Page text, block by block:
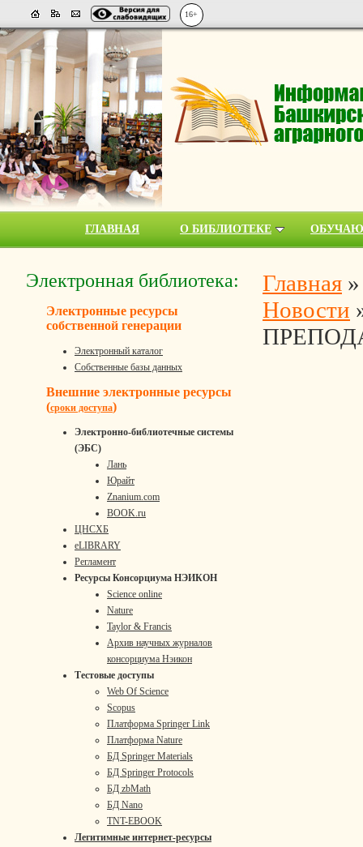
16+
ГЛАВНАЯ О БИБЛИОТЕКЕ
Электронная библиотека:
Электронные ресурсы
собственной генерации
Электронный каталог
Собственные базы данных
Внешние электронные ресурсы
(сроки доступа)
Электронно-библиотечные системы
(ЭБС)
Лань
Юрайт
Znanium.com
BOOK.ru
ЦНСХБ
eLIBRARY
Регламент
Ресурсы Консорциума НЭИКОН
Science online
Nature
Taylor & Francis
Архив научных журналов
консорциума Нэикон
Тестовые доступы
Web Of Science
Scopus
Платформа Springer Link
Платформа Nature
БД Springer Materials
БД Springer Protocols
БД zbMath
БД Nano
TNT-EBOOK
Легитимные интернет-ресурсы
Главная
Новости